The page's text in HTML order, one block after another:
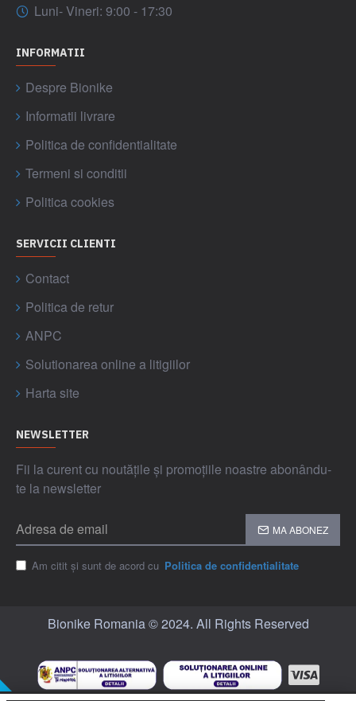
Luni- Vineri: 9:00 - 17:30
INFORMATII
Despre Bionike
Informatii livrare
Politica de confidentialitate
Termeni si conditii
Politica cookies
SERVICII CLIENTI
Contact
Politica de retur
ANPC
Solutionarea online a litigiilor
Harta site
NEWSLETTER
Fii la curent cu noutățile și promoțiile noastre abonându-
te la newsletter
MA ABONEZ
Am citit și sunt de acord cu Politica de confidentialitate
Bionike Romania © 2024. All Rights Reserved